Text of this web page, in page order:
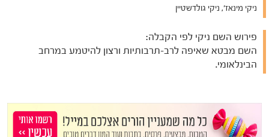
ניקי מינאז', ניקי גולדשטיין
פירוש השם ניקי לפי הקבלה:
השם מבטא שאיפה לרב-תרבותיות ורצון להיטמע במרחב
הבינלאומי.